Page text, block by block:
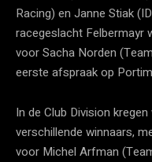
Racing) en Janne Stiak
racegeslacht Felbermayr
voor Sacha Norden
eerste afspraak op
In de Club Division
verschillende winnaars,
voor Michel Arfman